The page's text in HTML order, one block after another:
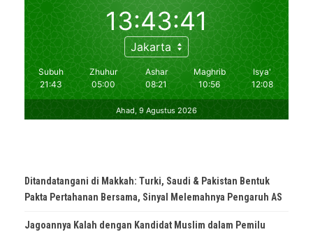
Ditandatangani di Makkah: Turki, Saudi & Pakistan Bentuk
Pakta Pertahanan Bersama, Sinyal Melemahnya Pengaruh AS
Jagoannya Kalah dengan Kandidat Muslim dalam Pemilu